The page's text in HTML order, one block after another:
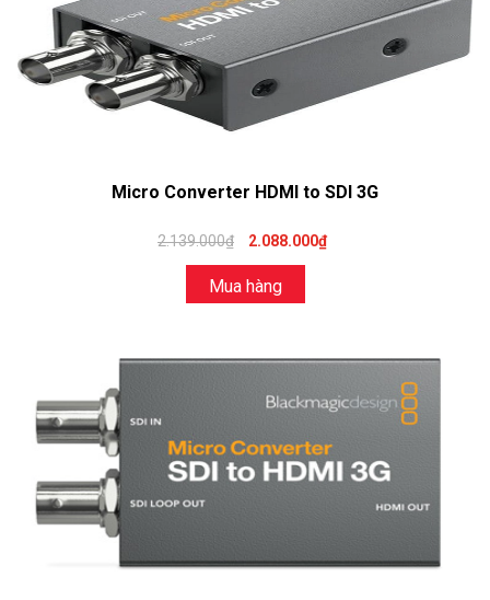
Micro Converter HDMI to SDI 3G
2.139.000₫ 2.088.000₫
Mua hàng